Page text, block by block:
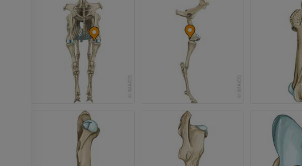
优质会员
马 - 肌肉学
插画
优质会员
马-足趾
MRI
优质会员